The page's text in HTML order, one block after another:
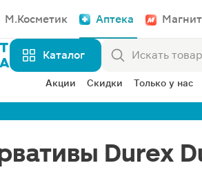
М.Косметик Аптека
Каталог
Акции Скидки Только у нас
Durex